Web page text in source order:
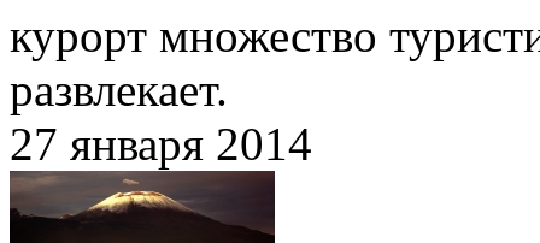
курорт множество
развлекает.
27 января 2014